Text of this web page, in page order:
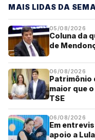
MAIS LIDAS DA
05/08/2026
Coluna da
de
06/08/2026
Patrimônio
maior que
TSE
06/08/2026
Em
apoio a Lula